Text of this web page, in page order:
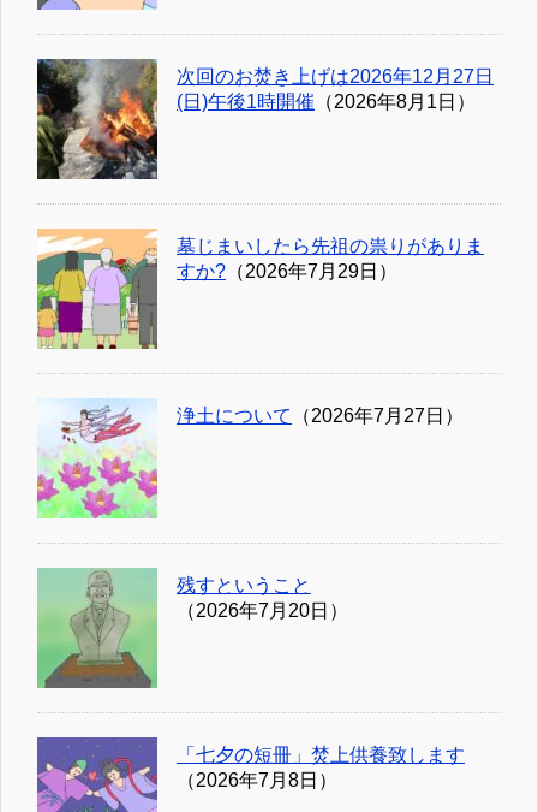
次回のお焚き上げは2026年12月27日
(日)午後1時開催 （2026年8月1日）
墓じまいしたら先祖の祟りがありま
すか? （2026年7月29日）
浄土について （2026年7月27日）
残すということ
（2026年7月20日）
「七夕の短冊」焚上供養致します
（2026年7月8日）